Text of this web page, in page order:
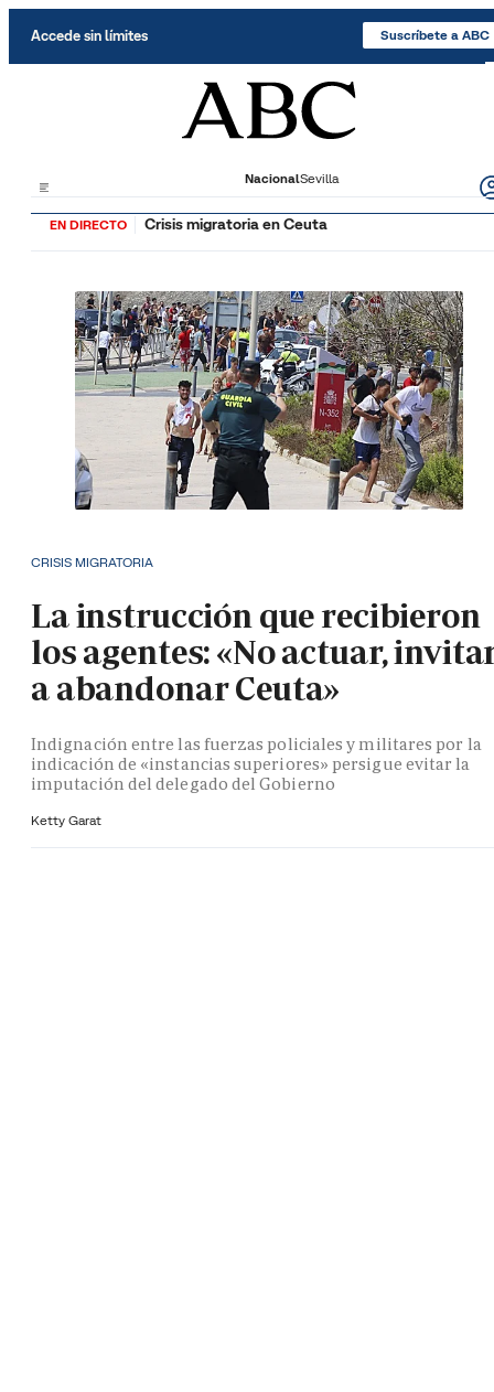
Accede sin límites Suscríbete a ABC
NacionalSevilla
EN DIRECTO Crisis migratoria en Ceuta
CRISIS MIGRATORIA
La instrucción que recibieron
los agentes: «No actuar,
a abandonar Ceuta»
Indignación entre las fuerzas policiales y militares por la
indicación de «instancias superiores» persigue evitar la
imputación del delegado del Gobierno
Ketty Garat